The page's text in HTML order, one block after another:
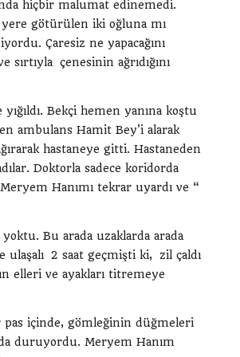
hiçbir malumat edinemedi.
götürülen iki oğluna mı
Çaresiz ne yapacağını
sırtıyla çenesinin ağrıdığını
Bekçi hemen yanına koştu
ambulans Hamit Bey'i alarak
hastaneye gitti. Hastaneden
Doktorla sadece koridorda
Hanımı tekrar uyardı ve “
Bu arada uzaklarda arada
ulaşalı 2 saat geçmişti ki, zil çaldı
elleri ve ayakları titremeye
içinde, gömleğinin düğmeleri
duruyordu. Meryem Hanım